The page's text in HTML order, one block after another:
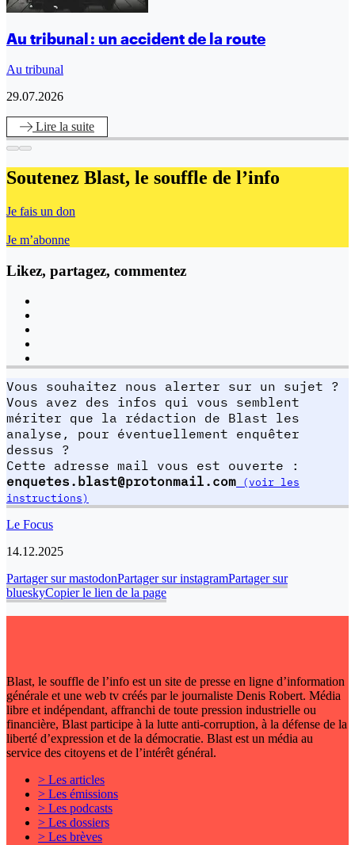
Au tribunal : un accident de la route
Au tribunal
29.07.2026
Lire la suite
Soutenez Blast, le souffle de l’info
Je fais un don
Je m’abonne
Likez, partagez, commentez
Vous souhaitez nous alerter sur un sujet ?
Vous avez des infos qui vous semblent
mériter que la rédaction de Blast les
analyse, pour éventuellement enquêter
dessus ?
Cette adresse mail vous est ouverte :
enquetes.blast@protonmail.com (voir les
instructions)
Le Focus
14.12.2025
Partager sur mastodonPartager sur instagramPartager sur
blueskyCopier le lien de la page
Blast, le souffle de l’info est un site de presse en ligne d’information
générale et une web tv créés par le journaliste Denis Robert. Média
libre et indépendant, affranchi de toute pression industrielle ou
financière, Blast participe à la lutte anti-corruption, à la défense de la
liberté d’expression et de la démocratie. Blast est un média au
service des citoyens et de l’intérêt général.
> Les articles
> Les émissions
> Les podcasts
> Les dossiers
> Les brèves